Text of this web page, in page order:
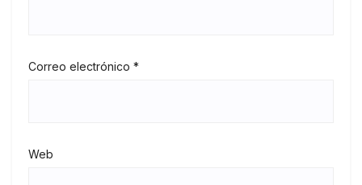
Correo electrónico *
Web